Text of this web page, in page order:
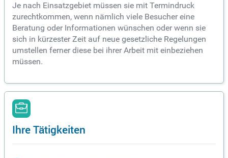
Je nach Einsatzgebiet müssen sie mit Termindruck
zurechtkommen, wenn nämlich viele Besucher eine
Beratung oder Informationen wünschen oder wenn sie
sich in kürzester Zeit auf neue gesetzliche Regelungen
umstellen ferner diese bei ihrer Arbeit mit einbeziehen
müssen.
Ihre Tätigkeiten